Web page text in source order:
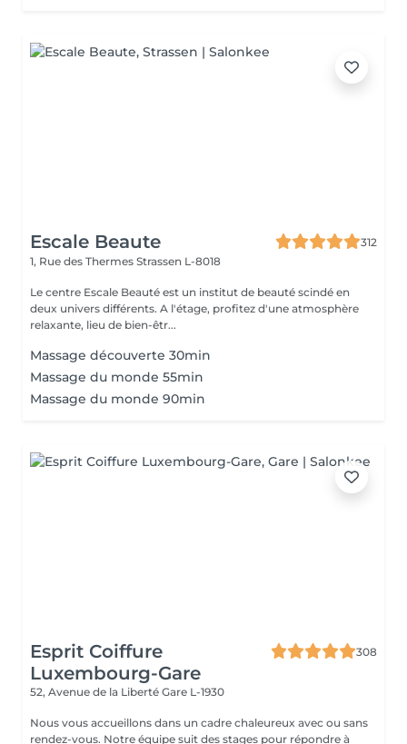
Escale Beaute
312
1, Rue des Thermes Strassen L-8018
Le centre Escale Beauté est un institut de beauté scindé en
deux univers différents. A l'étage, profitez d'une atmosphère
relaxante, lieu de bien-êtr...
Massage découverte 30min
Massage du monde 55min
Massage du monde 90min
Esprit Coiffure
Luxembourg-Gare
308
52, Avenue de la Liberté Gare L-1930
Nous vous accueillons dans un cadre chaleureux avec ou sans
rendez-vous. Notre équipe suit des stages pour répondre à